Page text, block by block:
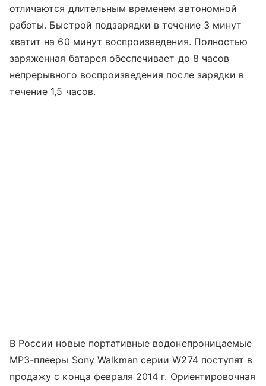
отличаются длительным временем автономной
работы. Быстрой подзарядки в течение 3 минут
хватит на 60 минут воспроизведения. Полностью
заряженная батарея обеспечивает до 8 часов
непрерывного воспроизведения после зарядки в
течение 1,5 часов.
В России новые портативные водонепроницаемые
MP3-плееры Sony Walkman серии W274 поступят в
продажу с конца февраля 2014 г. Ориентировочная